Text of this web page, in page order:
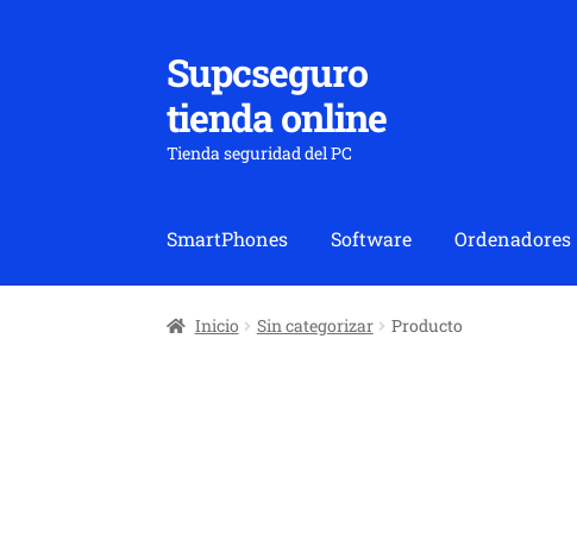
Ir
a
la
navegación
Ir
al
contenido
Supcseguro
tienda online
Tienda seguridad del PC
SmartPhones Software Ordenadores
Inicio Sin categorizar Producto